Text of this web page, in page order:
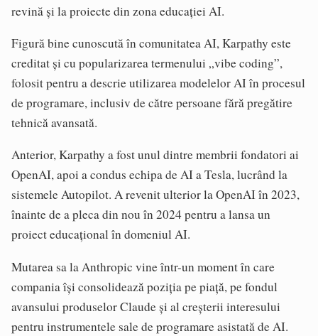
revină și la proiecte din zona educației AI.
Figură bine cunoscută în comunitatea AI, Karpathy este
creditat și cu popularizarea termenului „vibe coding”,
folosit pentru a descrie utilizarea modelelor AI în procesul
de programare, inclusiv de către persoane fără pregătire
tehnică avansată.
Anterior, Karpathy a fost unul dintre membrii fondatori ai
OpenAI, apoi a condus echipa de AI a Tesla, lucrând la
sistemele Autopilot. A revenit ulterior la OpenAI în 2023,
înainte de a pleca din nou în 2024 pentru a lansa un
proiect educațional în domeniul AI.
Mutarea sa la Anthropic vine într-un moment în care
compania își consolidează poziția pe piață, pe fondul
avansului produselor Claude și al creșterii interesului
pentru instrumentele sale de programare asistată de AI.